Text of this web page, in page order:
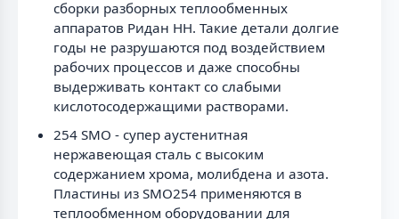
сборки разборных теплообменных
аппаратов Ридан НН. Такие детали долгие
годы не разрушаются под воздействием
рабочих процессов и даже способны
выдерживать контакт со слабыми
кислотосодержащими растворами.
254 SMO - супер аустенитная
нержавеющая сталь с высоким
содержанием хрома, молибдена и азота.
Пластины из SMO254 применяются в
теплообменном оборудовании для